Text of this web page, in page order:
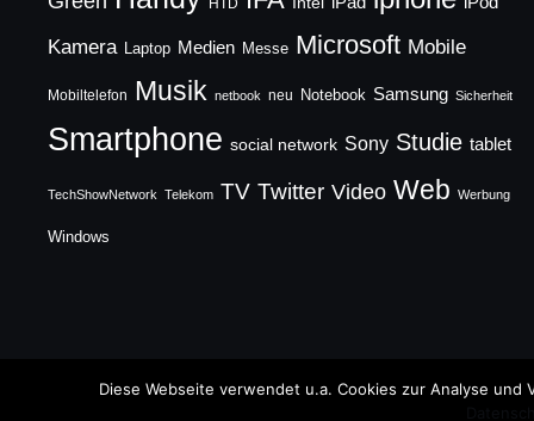
HTD
Kamera Laptop Medien Messe Microsoft Mobile
Mobiltelefon Musik netbook neu Notebook Samsung Sicherheit
Smartphone social network Sony Studie tablet
TechShowNetwork Telekom TV Twitter Video Web Werbung
Windows
Copyright © 2026 TechFieber Blog
Diese Webseite verwendet u.a. Cookies zur Analyse